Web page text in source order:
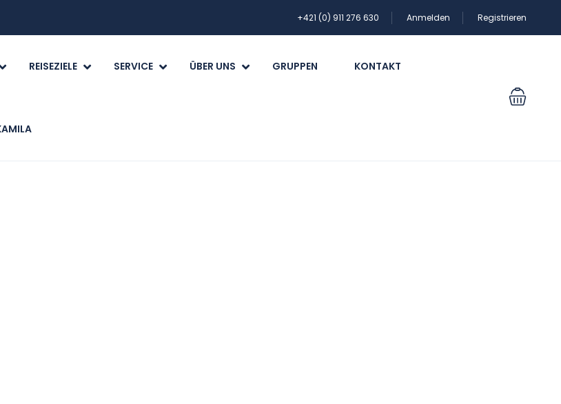
+421 (0) 911 276 630 Anmelden Registrieren
REISEZIELE SERVICE ÜBER UNS GRUPPEN KONTAKT